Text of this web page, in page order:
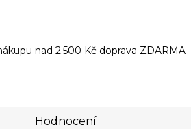
nad 2.500 Kč doprava ZDARMA
Hodnocení